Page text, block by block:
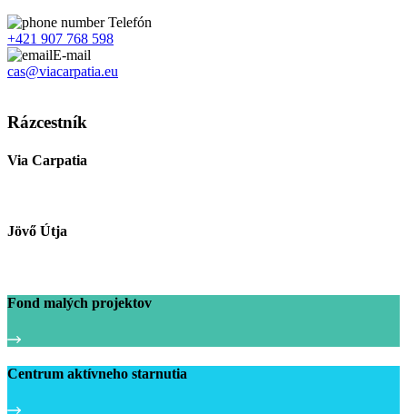
Telefón
+421 907 768 598
E-mail
cas@viacarpatia.eu
Rázcestník
Via Carpatia
Jövő Útja
Fond malých projektov
Centrum aktívneho starnutia